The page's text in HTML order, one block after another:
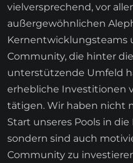
vielversprechend, vor
außergewöhnlichen
Kernentwicklungsteams
Community, die hinter
unterstützende Umfeld
erhebliche Investitionen
tätigen. Wir haben nicht
Start unseres Pools in
sondern sind auch
Community zu